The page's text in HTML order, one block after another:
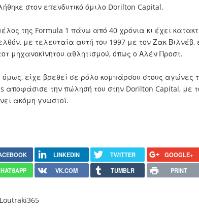
στον επενδυτικό όμιλο Dorilton Capital.
της Formula 1 πάνω από 40 χρόνια κι έχει
με τελευταία αυτή του 1997 με τον Ζακ Βιλνέβ,
μηχανοκίνητου αθλητισμού, όπως ο Αλέν Προστ.
είχε βρεθεί σε ρόλο κομπάρσου στους αγώνες της
αποφάσισε την πώλησή του στην Dorilton Capital, με
ακόμη γνωστοί.
LINKEDIN TWITTER GOOGLE+
VK.COM TUMBLR PRINT